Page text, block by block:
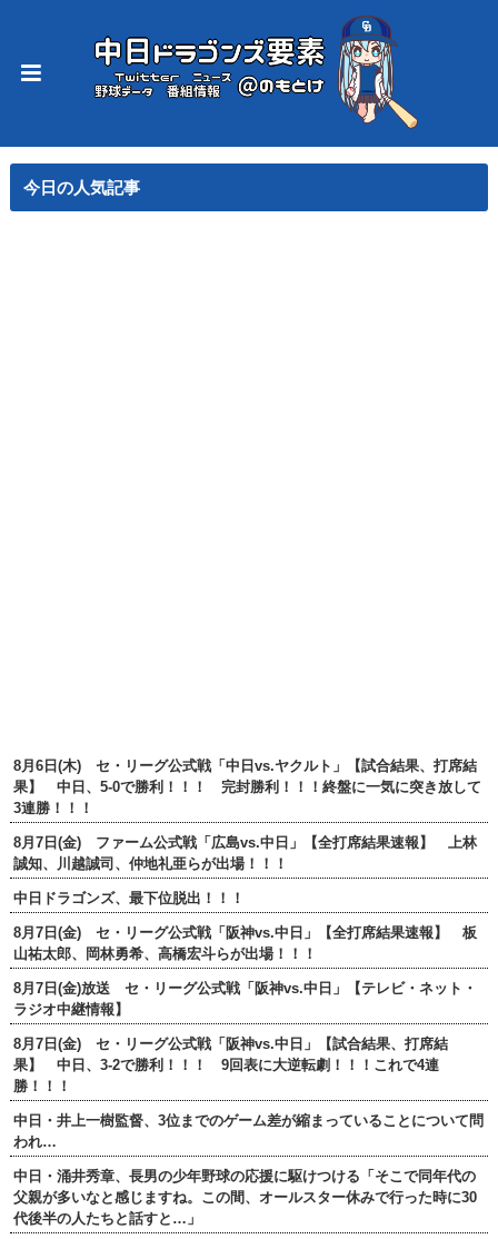
今日の人気記事
8月6日(木) セ・リーグ公式戦「中日vs.ヤクルト」【試合結果、打席結
果】 中日、5-0で勝利！！！ 完封勝利！！！終盤に一気に突き放して
3連勝！！！
8月7日(金) ファーム公式戦「広島vs.中日」【全打席結果速報】 上林
誠知、川越誠司、仲地礼亜らが出場！！！
中日ドラゴンズ、最下位脱出！！！
8月7日(金) セ・リーグ公式戦「阪神vs.中日」【全打席結果速報】 板
山祐太郎、岡林勇希、高橋宏斗らが出場！！！
8月7日(金)放送 セ・リーグ公式戦「阪神vs.中日」【テレビ・ネット・
ラジオ中継情報】
8月7日(金) セ・リーグ公式戦「阪神vs.中日」【試合結果、打席結
果】 中日、3-2で勝利！！！ 9回表に大逆転劇！！！これで4連
勝！！！
中日・井上一樹監督、3位までのゲーム差が縮まっていることについて問
われ…
中日・涌井秀章、長男の少年野球の応援に駆けつける「そこで同年代の
父親が多いなと感じますね。この間、オールスター休みで行った時に30
代後半の人たちと話すと…」